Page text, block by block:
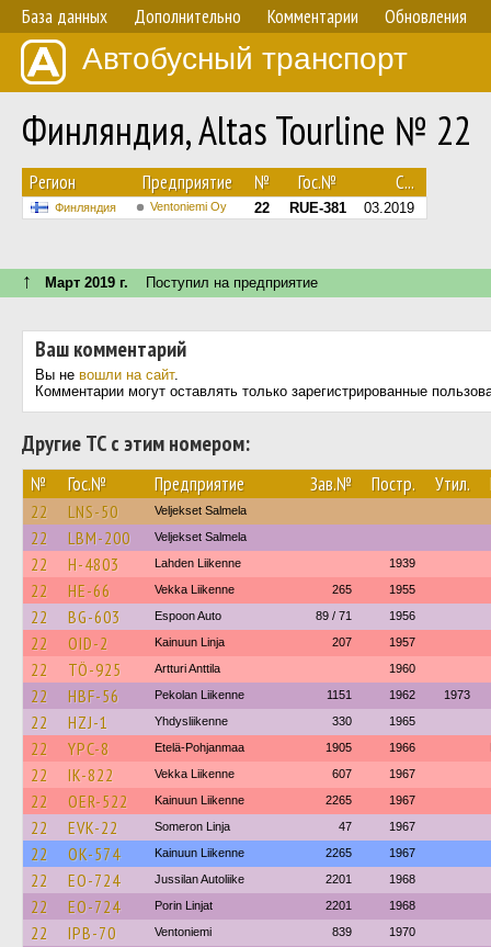
База данных Дополнительно Комментарии Обновления
Автобусный транспорт
Финляндия, Altas Tourline № 22
Регион Предприятие № Гос.№ С...
Финляндия Ventoniemi Oy 22 RUE-381 03.2019
↑ Март 2019 г. Поступил на предприятие
Ваш комментарий
Вы не вошли на сайт.
Комментарии могут оставлять только зарегистрированные
Другие ТС с этим номером:
№ Гос.№ Предприятие Зав.№ Постр. Утил.
22 LNS-50 Veljekset Salmela
22 LBM-200 Veljekset Salmela
22 H-4803 Lahden Liikenne 1939
22 HE-66 Vekka Liikenne 265 1955
22 BG-603 Espoon Auto 89 / 71 1956
22 OID-2 Kainuun Linja 207 1957
22 TÖ-925 Artturi Anttila 1960
22 HBF-56 Pekolan Liikenne 1151 1962 1973
22 HZJ-1 Yhdysliikenne 330 1965
22 YPC-8 Etelä-Pohjanmaa 1905 1966
22 IK-822 Vekka Liikenne 607 1967
22 OER-522 Kainuun Liikenne 2265 1967
22 EVK-22 Someron Linja 47 1967
22 OK-574 Kainuun Liikenne 2265 1967
22 EO-724 Jussilan Autoliike 2201 1968
22 EO-724 Porin Linjat 2201 1968
22 IPB-70 Ventoniemi 839 1970